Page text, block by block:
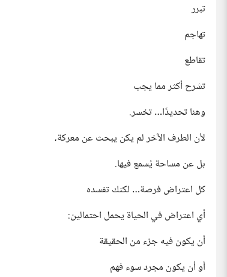
تبرر
تهاجم
تقاطع
تشرح أكثر مما يجب
وهنا تحديدًا… تخسر.
لأن الطرف الآخر لم يكن يبحث عن معركة،
بل عن مساحة يُسمع فيها.
كل اعتراض فرصة… لكنك تفسده
أي اعتراض في الحياة يحمل احتمالين:
أن يكون فيه جزء من الحقيقة
أو أن يكون مجرد سوء فهم